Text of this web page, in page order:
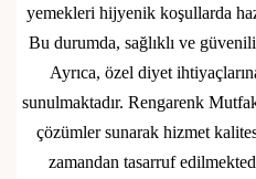
yemekleri hijyenik koşullarda
Bu durumda, sağlıklı ve
Ayrıca, özel diyet
sunulmaktadır. Rengarenk
çözümler sunarak hizmet
zamandan tasarruf